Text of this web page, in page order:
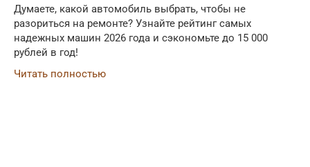
Думаете, какой автомобиль выбрать, чтобы не
разориться на ремонте? Узнайте рейтинг самых
надежных машин 2026 года и сэкономьте до 15 000
рублей в год!
Читать полностью